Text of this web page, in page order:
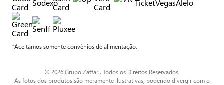
*Aceitamos somente convênios de alimentação.
© 2026 Grupo Zaffari. Todos os Direitos Reservados.
As fotos dos produtos são meramente ilustrativas, podendo divergir com o